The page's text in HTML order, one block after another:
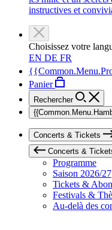
instructives et
Choisissez votre
EN DE FR
Panier
Rechercher
Concerts & Tickets
Concerts &
Programme
Saison 2026/27
Tickets &
Festivals &
Au-delà des